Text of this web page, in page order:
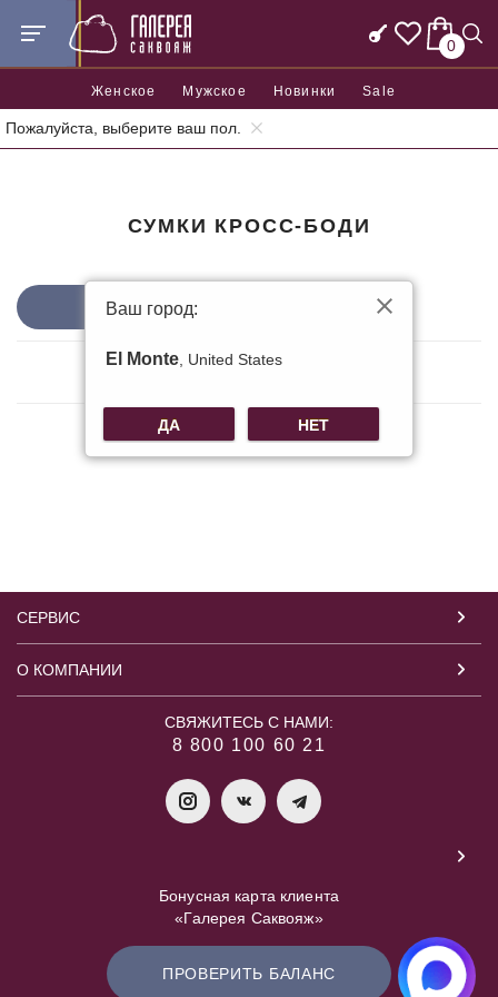
0
Женское Мужское Новинки Sale
Пожалуйста, выберите ваш пол.
Главная Женские сумки Сумки кросс-боди
СУМКИ КРОСС-БОДИ
ФИЛЬТРЫ
СЕРВИС
О КОМПАНИИ
СВЯЖИТЕСЬ С НАМИ:
8 800 100 60 21
Бонусная карта клиента
«Галерея Саквояж»
ПРОВЕРИТЬ БАЛАНС
Ваш город:
El Monte , United States
ДА НЕТ